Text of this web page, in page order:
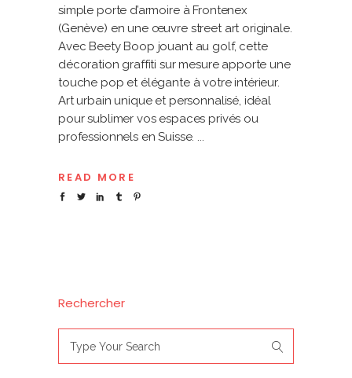
simple porte d’armoire à Frontenex
(Genève) en une œuvre street art originale.
Avec Beety Boop jouant au golf, cette
décoration graffiti sur mesure apporte une
touche pop et élégante à votre intérieur.
Art urbain unique et personnalisé, idéal
pour sublimer vos espaces privés ou
professionnels en Suisse.
READ MORE
Rechercher
for: